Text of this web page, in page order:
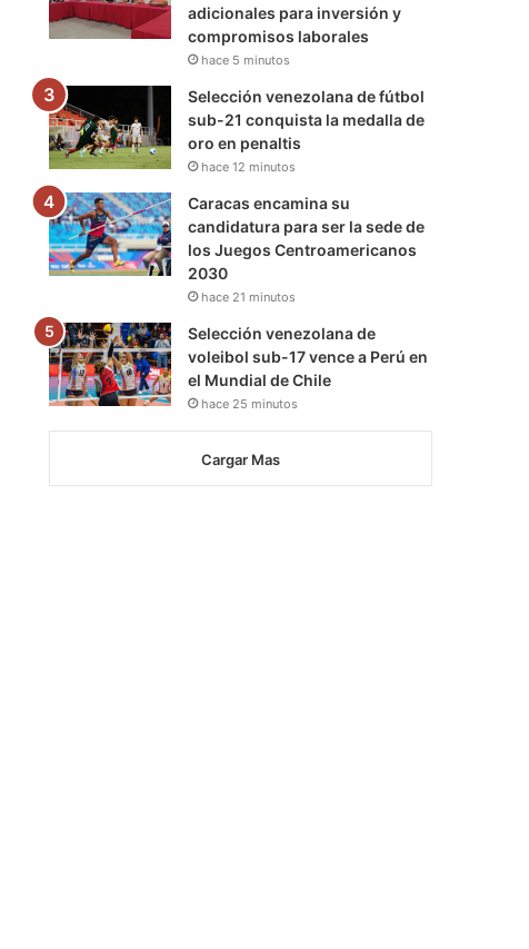
adicionales para inversión y
compromisos laborales
hace 5 minutos
Selección venezolana de fútbol
sub-21 conquista la medalla de
oro en penaltis
hace 12 minutos
Caracas encamina su
candidatura para ser la sede de
los Juegos Centroamericanos
2030
hace 21 minutos
Selección venezolana de
voleibol sub-17 vence a Perú en
el Mundial de Chile
hace 25 minutos
Cargar Mas